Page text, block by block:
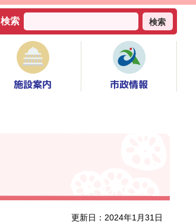
検索 検索
施設案内 市政情報
更新日：2024年1月31日